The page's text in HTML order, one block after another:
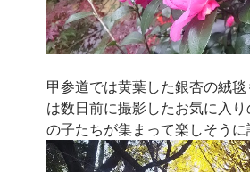
甲参道では黄葉した銀杏の絨
は数日前に撮影したお気に入
の子たちが集まって楽しそう